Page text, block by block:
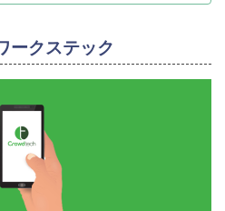
ークステック